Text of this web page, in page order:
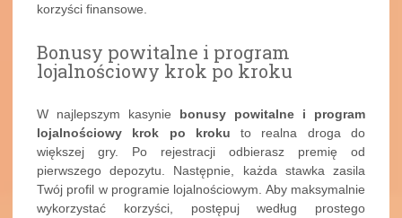
korzyści finansowe.
Bonusy powitalne i program
lojalnościowy krok po kroku
W najlepszym kasynie bonusy powitalne i program
lojalnościowy krok po kroku to realna droga do
większej gry. Po rejestracji odbierasz premię od
pierwszego depozytu. Następnie, każda stawka zasila
Twój profil w programie lojalnościowym. Aby maksymalnie
wykorzystać korzyści, postępuj według prostego